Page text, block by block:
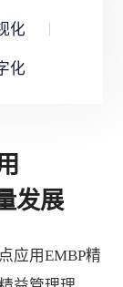
化
化
发展
应用EMBP精